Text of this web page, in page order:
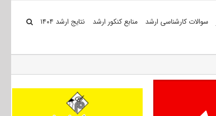
سوالات کارشناسی ارشد منابع کنکور ارشد نتایج ارشد ۱۴۰۴